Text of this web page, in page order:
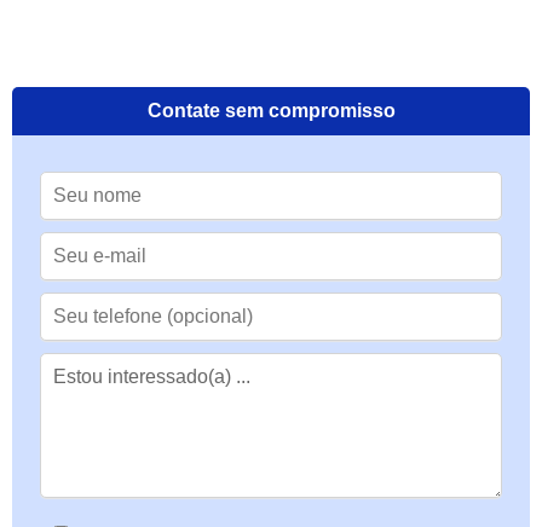
Contate sem compromisso